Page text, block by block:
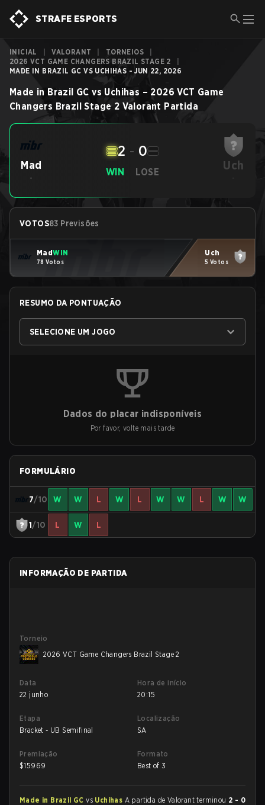
STRAFE ESPORTS
INICIAL VALORANT TORNEIOS
2026 VCT GAME CHANGERS BRAZIL STAGE 2
MADE IN BRAZIL GC VS UCHIHAS - JUN 22, 2026
Made in Brazil GC vs Uchihas – 2026 VCT Game
Changers Brazil Stage 2 Valorant Partida
Mad
-
WIN
2 - 0
LOSE Uch
-
VOTOS83 Previsões
MadWIN
78 Votos
Uch
5 Votos
RESUMO DA PONTUAÇÃO
SELECIONE UM JOGO
Dados do placar indisponíveis
Por favor, volte mais tarde
FORMULÁRIO
7/10 W W L W L W W L W W
1/10 L W L
INFORMAÇÃO DE PARTIDA
Torneio
2026 VCT Game Changers Brazil Stage 2
Data
22 junho
Hora de início
20:15
Etapa
Bracket - UB Semifinal
Localização
SA
Premiação
$15969
Formato
Best of 3
Made in Brazil GCvs Uchihas A partida de Valorant terminou 2 - 0